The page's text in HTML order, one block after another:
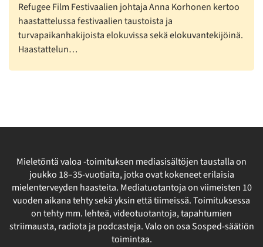
Refugee Film Festivaalien johtaja Anna Korhonen kertoo
haastattelussa festivaalien taustoista ja
turvapaikanhakijoista elokuvissa sekä elokuvantekijöinä.
Haastattelun…
Mieletöntä valoa -toimituksen mediasisältöjen taustalla on
joukko 18–35-vuotiaita, jotka ovat kokeneet erilaisia
mielenterveyden haasteita. Mediatuotantoja on viimeisten 10
vuoden aikana tehty sekä yksin että tiimeissä. Toimituksessa
on tehty mm. lehteä, videotuotantoja, tapahtumien
striimausta, radiota ja podcasteja. Valo on osa Sosped-säätiön
toimintaa.